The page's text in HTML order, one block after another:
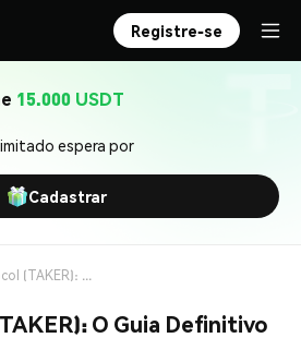
Registre-se
15.000 USDT
espera por
Cadastrar
Taker Protocol (TAKER): O Guia Definitivo para Potencializar em 100x o Ecossistema Bitcoin
O Guia Definitivo